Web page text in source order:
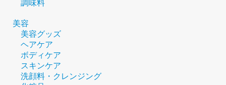
調味料
美容
美容グッズ
ヘアケア
ボディケア
スキンケア
洗顔料・クレンジング